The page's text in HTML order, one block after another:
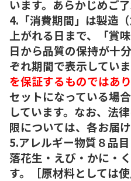
います。あらかじめご了
4.「消費期間」は製造
上がれる日まで、「賞
日から品質の保持が十
ぞれ期間で表示していま
を保証するものではあり
セットになっている場
しています。なお、法
限については、各お届
5.アレルギー物質８品
落花生・えび・かに・
す。［原材料としては